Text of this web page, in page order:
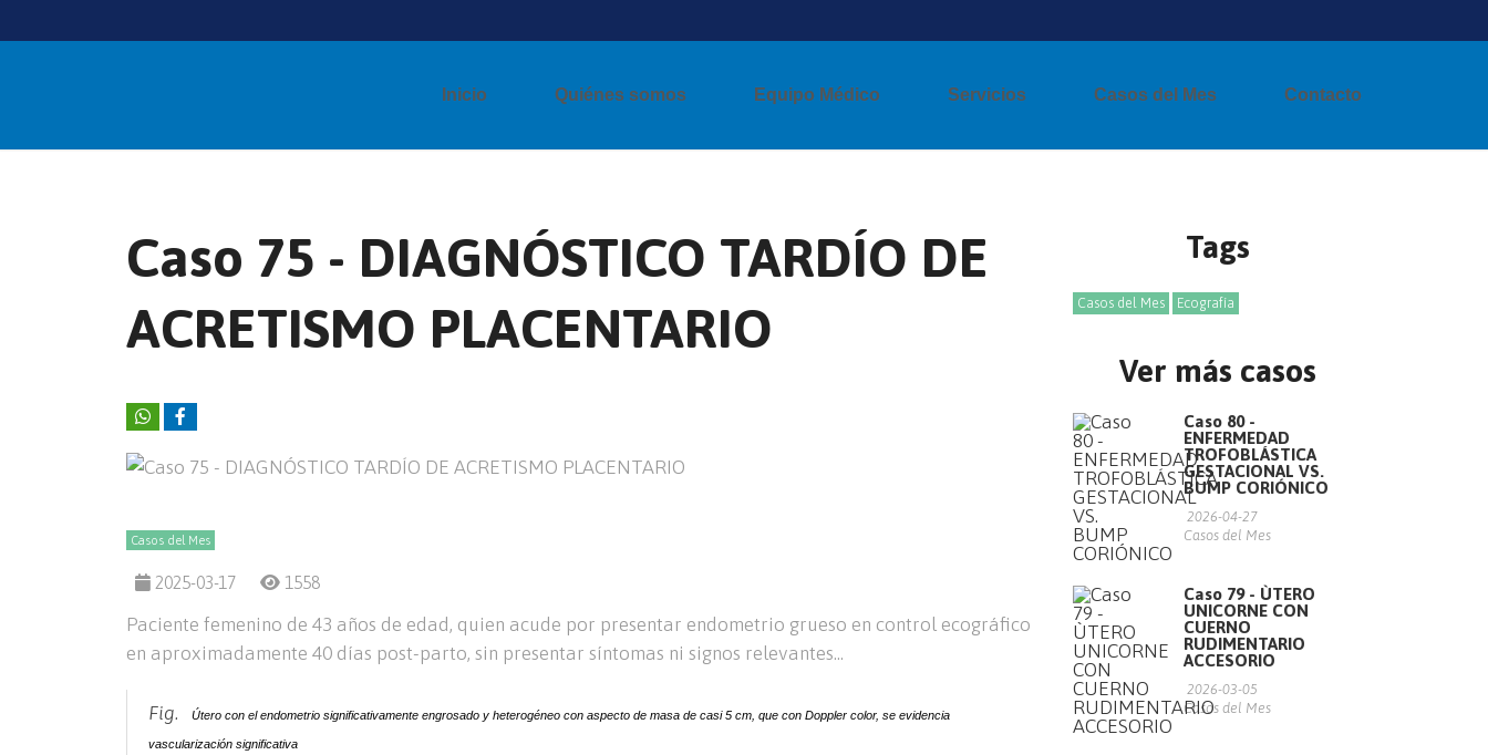
Inicio Quiénes somos Equipo Médico Servicios Casos del Mes Contacto
Caso 75 - DIAGNÓSTICO TARDÍO DE
ACRETISMO PLACENTARIO
Casos del Mes
2025-03-17 1558
Paciente femenino de 43 años de edad, quien acude por presentar endometrio grueso en control ecográfico
en aproximadamente 40 días post-parto, sin presentar síntomas ni signos relevantes...
Fig. Útero con el endometrio significativamente engrosado y heterogéneo con aspecto de masa de casi 5 cm, que con Doppler color, se evidencia
vascularización significativa
Tags
Casos del Mes Ecografía
Ver más casos
Caso 80 -
ENFERMEDAD
TROFOBLÁSTICA
GESTACIONAL VS.
BUMP CORIÓNICO
2026-04-27
Casos del Mes
Caso 79 - ÙTERO
UNICORNE CON
CUERNO
RUDIMENTARIO
ACCESORIO
2026-03-05
Casos del Mes